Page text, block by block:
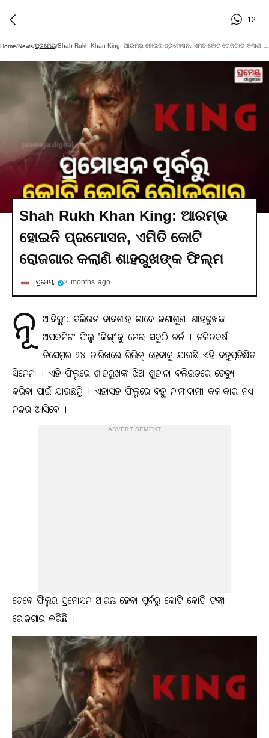
12
Home/News/ପ୍ରମେୟ/
Shah Rukh Khan King: ଆରମ୍ଭ
ହୋଇନି ପ୍ରମୋସନ, ଏମିତି କୋଟି
ରୋଜଗାର କଲାଣି ଶାହରୁଖଙ୍କ ଫିଲ୍ମ
ପ୍ରମେୟ 2 months ago
ନୂ ଆଦିଲ୍ଲୀ: ବଲିଉଡ ବାଦଶାହ ଭାବେ ଜଣାଶୁଣା ଶାହରୁଖଙ୍କ
ଅପକମିଙ୍ଗ ଫିଲ୍ମ 'କିଙ୍ଗ୍'କୁ ନେଇ ସବୁଠି ଚର୍ଚ୍ଚ । ଚଳିତବର୍ଷ
ଡିସେମ୍ବର ୨୪ ତାରିଖରେ ରିଲିଜ୍ ହେବାକୁ ଯାଉଛି ଏହି ବହୁପ୍ରତିକ୍ଷିତ
ସିନେମା । ଏହି ଫିଲ୍ମରେ ଶାହରୁଖଙ୍କ ଝିଅ ଶୁହାନା ବଲିଉଡରେ ଡେବ୍ୟୁ
କରିବା ପାଇଁ ଯାଉଛନ୍ତି । ଏହାସହ ଫିଲ୍ମରେ ବହୁ ନାମୀଦାମୀ କଳାକାର ମଧ୍ୟ
ନଜର ଆସିବେ ।
ADVERTISEMENT
ତେବେ ଫିଲ୍ମର ପ୍ରମୋସନ ଆରମ୍ଭ ହେବା ପୂର୍ବରୁ କୋଟି କୋଟି ଟଙ୍କା
ରୋଜଗାର କରିଛି ।